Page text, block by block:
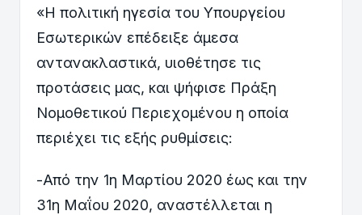
«Η πολιτική ηγεσία του Υπουργείου
Εσωτερικών επέδειξε άμεσα
αντανακλαστικά, υιοθέτησε τις
προτάσεις μας, και ψήφισε Πράξη
Νομοθετικού Περιεχομένου η οποία
περιέχει τις εξής ρυθμίσεις:
-Από την 1η Μαρτίου 2020 έως και την
31η Μαΐου 2020, αναστέλλεται η